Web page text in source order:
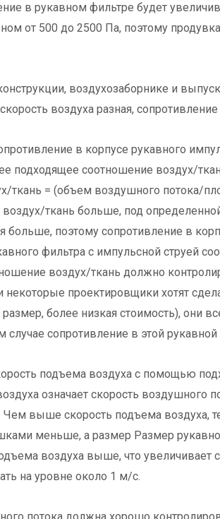
в рукавном фильтре будет
от 500 до 2500 Па, поэтому
воздухозаборнике и
воздуха разная,
в корпусе рукавного
подходящее соотношение воздух/
ткань = (объем воздушного потока/
ткань больше, под
больше, поэтому сопротивление в
фильтра с импульсной струей
воздух/ткань должно
некоторые проектировщики хотят
более низкая стоимость), они
случае сопротивление в этой
подъема воздуха с помощью
означает скорость
Чем выше скорость подъема воздуха,
меньше, а размер Размер
воздуха выше, что
на уровне около 1 м/с.